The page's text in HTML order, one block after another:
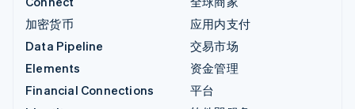
加密货币
Data Pipeline
Elements
Financial Connections
应用内支付
交易市场
资金管理
平台